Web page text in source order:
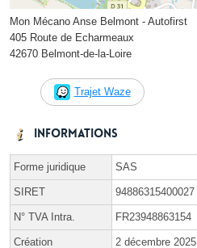
Mon Mécano Anse Belmont - Autofirst
405 Route de Echarmeaux
42670 Belmont-de-la-Loire
Trajet Waze
Informations
Forme juridique SAS
SIRET 94886315400027
N° TVA Intra. FR23948863154
Création 2 décembre 2025